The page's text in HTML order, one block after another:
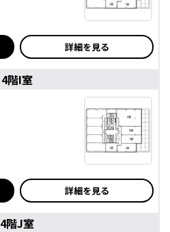
詳細を見る
4階I室
詳細を見る
4階J室